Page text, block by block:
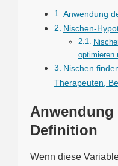
Anwendung
Nischen-
optimieren
Nischen
Therapeuten,
Anwendung
Definition
Wenn diese